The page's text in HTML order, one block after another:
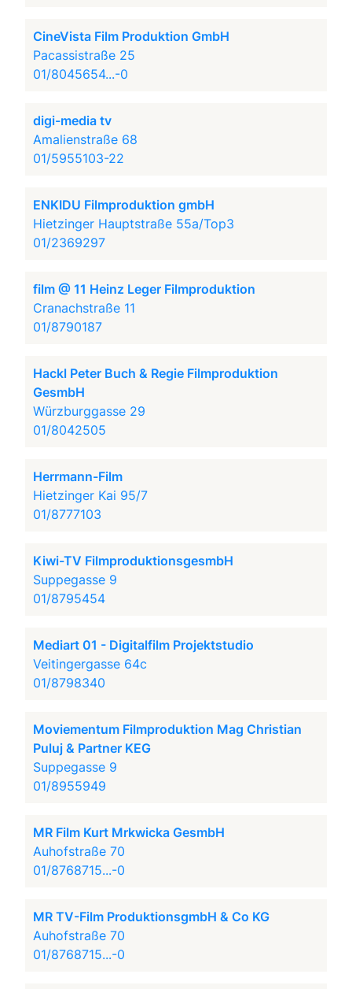
CineVista Film Produktion GmbH
Pacassistraße 25
01/8045654...-0
digi-media tv
Amalienstraße 68
01/5955103-22
ENKIDU Filmproduktion gmbH
Hietzinger Hauptstraße 55a/Top3
01/2369297
film @ 11 Heinz Leger Filmproduktion
Cranachstraße 11
01/8790187
Hackl Peter Buch & Regie Filmproduktion
GesmbH
Würzburggasse 29
01/8042505
Herrmann-Film
Hietzinger Kai 95/7
01/8777103
Kiwi-TV FilmproduktionsgesmbH
Suppegasse 9
01/8795454
Mediart 01 - Digitalfilm Projektstudio
Veitingergasse 64c
01/8798340
Moviementum Filmproduktion Mag Christian
Puluj & Partner KEG
Suppegasse 9
01/8955949
MR Film Kurt Mrkwicka GesmbH
Auhofstraße 70
01/8768715...-0
MR TV-Film ProduktionsgmbH & Co KG
Auhofstraße 70
01/8768715...-0